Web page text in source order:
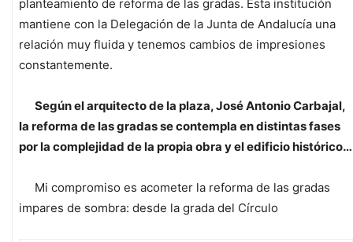
planteamiento de reforma de las gradas. Esta institución
mantiene con la Delegación de la Junta de Andalucía una
relación muy fluida y tenemos cambios de impresiones
constantemente.
Según el arquitecto de la plaza, José Antonio Carbajal,
la reforma de las gradas se contempla en distintas fases
por la complejidad de la propia obra y el edificio histórico…
Mi compromiso es acometer la reforma de las gradas
impares de sombra: desde la grada del Círculo